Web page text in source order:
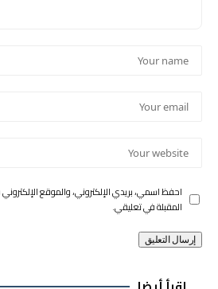
احفظ اسمي، بريدي الإلكتروني، والموقع
المقبلة في تعليقي.